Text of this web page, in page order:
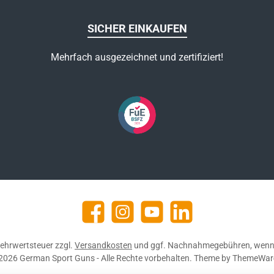
SICHER EINKAUFEN
Mehrfach ausgezeichnet und zertifiziert!
FacebookInstagramYouTube
zzgl. Versandkosten und ggf. Nachnahmegebühren,
German Sport Guns - Alle Rechte vorbehalten. Theme by